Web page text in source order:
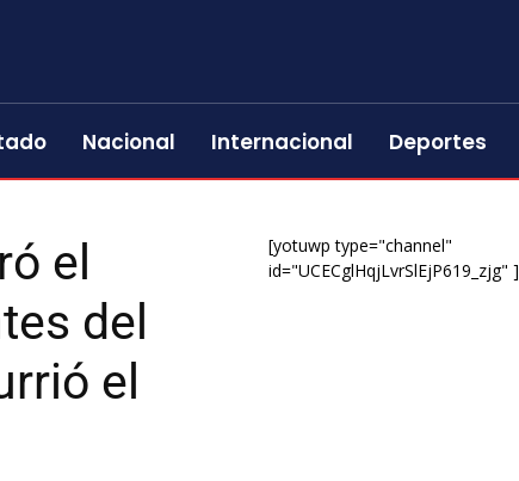
Nacional Internacional Deportes
el
del
el
[yotuwp type="channel"
id="UCECglHqjLvrSlEjP619_zjg" ]